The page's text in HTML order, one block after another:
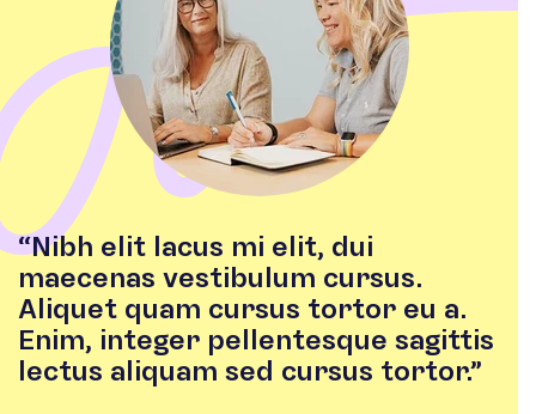
“Nibh elit lacus mi elit, dui
maecenas vestibulum cursus.
Aliquet quam cursus tortor eu a.
Enim, integer pellentesque sagittis
lectus aliquam sed cursus tortor.”